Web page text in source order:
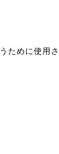
ために使用さ